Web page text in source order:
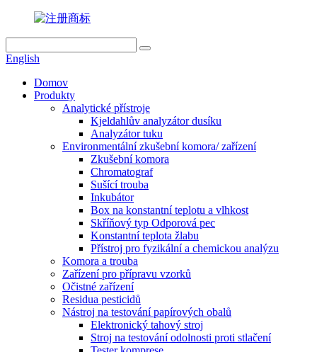
English
Domov
Produkty
Analytické přístroje
Kjeldahlův analyzátor dusíku
Analyzátor tuku
Environmentální zkušební komora/ zařízení
Zkušební komora
Chromatograf
Sušící trouba
Inkubátor
Box na konstantní teplotu a vlhkost
Skříňový typ Odporová pec
Konstantní teplota žlabu
Přístroj pro fyzikální a chemickou analýzu
Komora a trouba
Zařízení pro přípravu vzorků
Očistné zařízení
Residua pesticidů
Nástroj na testování papírových obalů
Elektronický tahový stroj
Stroj na testování odolnosti proti stlačení